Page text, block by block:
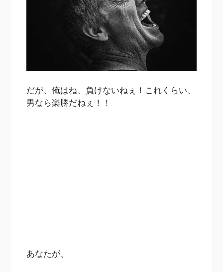
だが、俺はね、負けないねぇ！これくらい、
男なら楽勝だねぇ！！
あなたが、